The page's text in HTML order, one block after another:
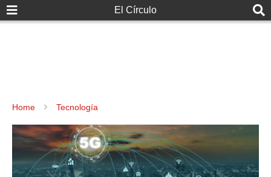
El Círculo
Home Tecnología